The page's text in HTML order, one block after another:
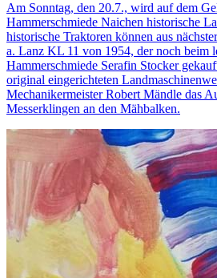
Am Sonntag, den 20.7., wird auf dem
Hammerschmiede Naichen historische
historische Traktoren können aus
a. Lanz KL 11 von 1954, der noch beim
Hammerschmiede Serafin Stocker
original eingerichteten
Mechanikermeister Robert Mändle das
Messerklingen an den Mähbalken.